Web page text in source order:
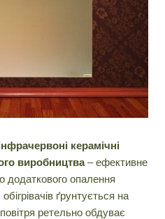
керамічні
виробництва– ефективне
додаткового опалення
ґрунтується на
ретельно обдуває